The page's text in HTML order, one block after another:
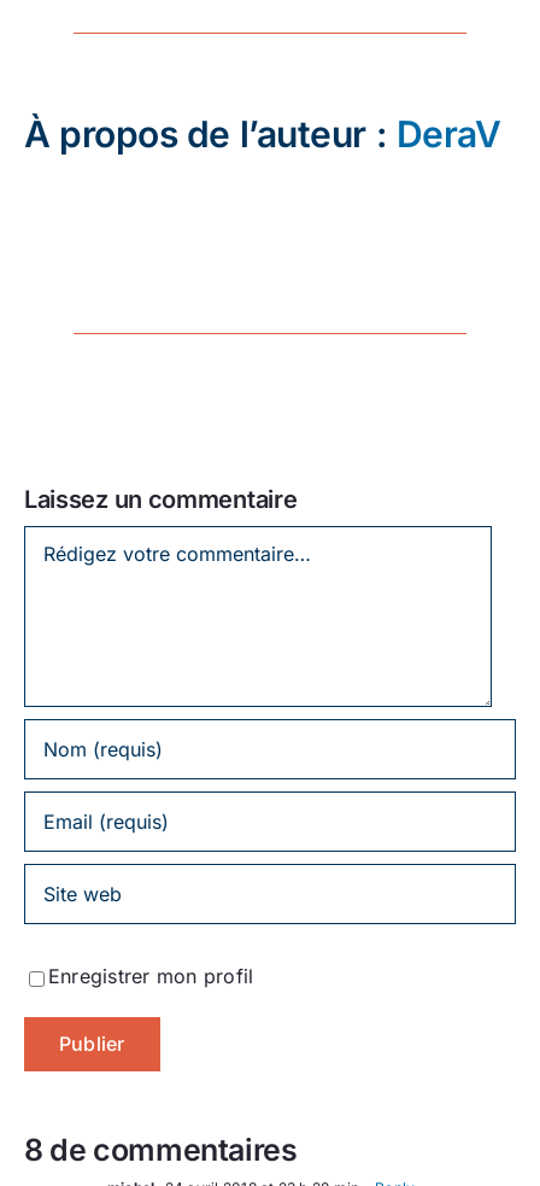
À propos de l’auteur : DeraV
8 de commentaires
Laissez un commentaire
Laissez
Enregistrer mon profil